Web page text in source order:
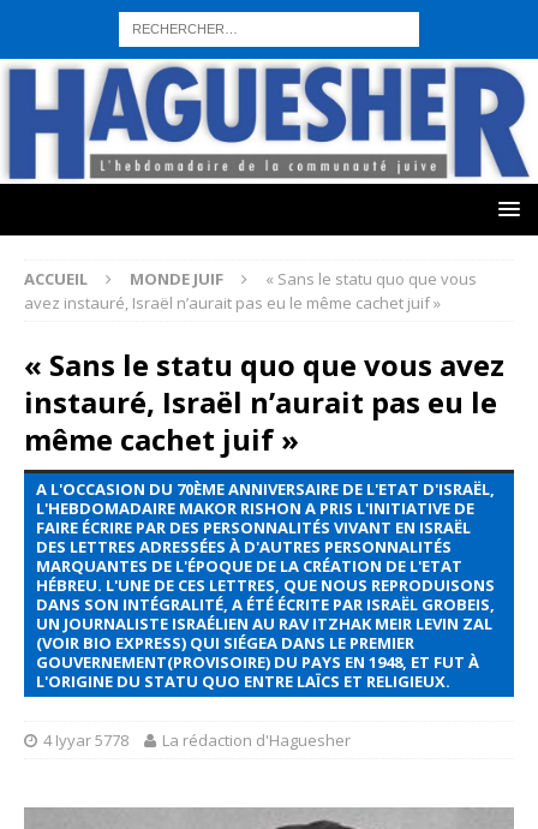
sohbet hattı numarası seks hattı numara istanbul escort bayanlar
sohbet hattı numaralar seks hattı numaralar"
numaraları sohbet hattı sex hattı telefonda seks numara sıcak sex
sohbet hattı canlı sohbet hatları sohbet numaraları
ucuz
sex sohbet hattı numaraları
yeni casino siteleri
ACCUEIL MONDE JUIF
« Sans le statu quo que vous
avez instauré, Israël n’aurait pas eu le même cachet juif »
« Sans le statu quo que vous avez
instauré, Israël n’aurait pas eu le
même cachet juif »
A L'OCCASION DU 70ÈME ANNIVERSAIRE DE L'ETAT D'ISRAËL,
L'HEBDOMADAIRE MAKOR RISHON A PRIS L'INITIATIVE DE
FAIRE ÉCRIRE PAR DES PERSONNALITÉS VIVANT EN ISRAËL
DES LETTRES ADRESSÉES À D'AUTRES PERSONNALITÉS
MARQUANTES DE L'ÉPOQUE DE LA CRÉATION DE L'ETAT
HÉBREU. L'UNE DE CES LETTRES, QUE NOUS REPRODUISONS
DANS SON INTÉGRALITÉ, A ÉTÉ ÉCRITE PAR ISRAËL GROBEIS,
UN JOURNALISTE ISRAÉLIEN AU RAV ITZHAK MEIR LEVIN ZAL
(VOIR BIO EXPRESS) QUI SIÉGEA DANS LE PREMIER
GOUVERNEMENT(PROVISOIRE) DU PAYS EN 1948, ET FUT À
L'ORIGINE DU STATU QUO ENTRE LAÏCS ET RELIGIEUX.
4 Iyyar 5778 La rédaction d'Haguesher